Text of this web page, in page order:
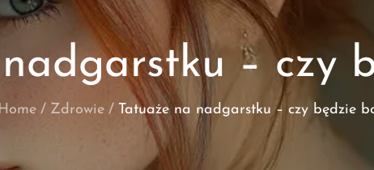
– czy
Home Zdrowie Tatuaże na nadgarstku – czy będzie